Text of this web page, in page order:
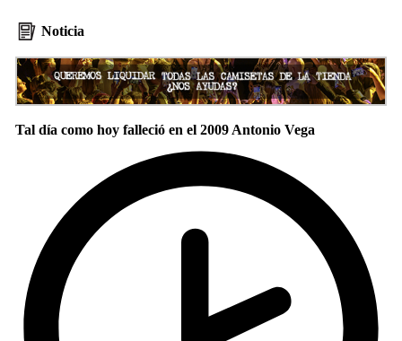
Noticia
Tal día como hoy falleció en el 2009 Antonio Vega